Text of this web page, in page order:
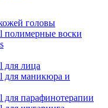
головы
полимерные воски
для лица
для маникюра и
парафинотерапии